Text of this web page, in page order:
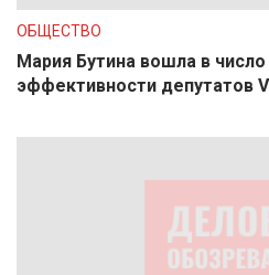
ОБЩЕСТВО
Мария Бутина вошла в
эффективности депутатов